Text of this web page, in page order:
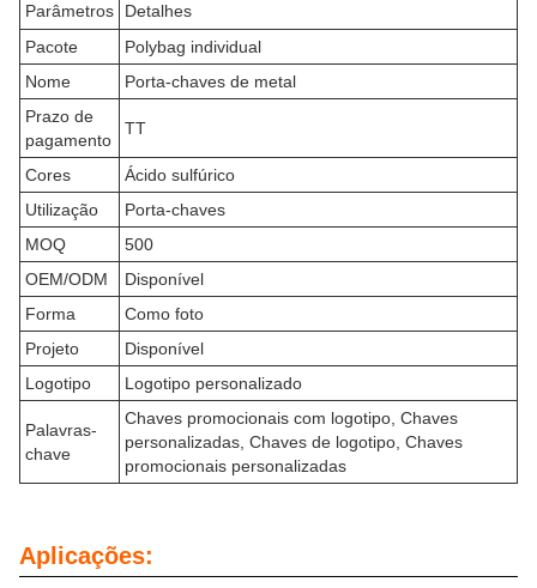
Parâmetros
Detalhes
Pacote
Polybag individual
Nome
Porta-chaves de metal
Prazo de
pagamento
TT
Cores
Ácido sulfúrico
Utilização
Porta-chaves
MOQ
500
OEM/ODM
Disponível
Forma
Como foto
Projeto
Disponível
Logotipo
Logotipo personalizado
Palavras-
chave
Chaves promocionais com logotipo, Chaves
personalizadas, Chaves de logotipo, Chaves
promocionais personalizadas
Aplicações: